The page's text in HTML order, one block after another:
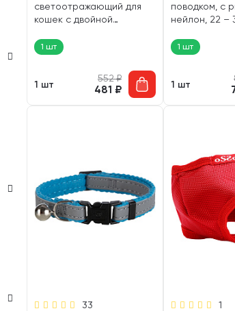
светоотражающий для
кошек с двойной
1 шт
1 шт
552₽
481 ₽
поводком, с
нейлон, 22 –
1 шт
1 шт
33 1